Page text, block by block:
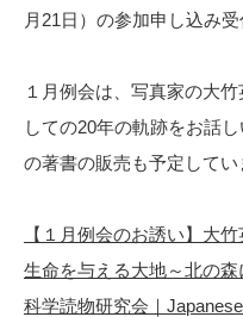
月21日）の参加申し込み受
１月例会は、写真家の大
しての20年の軌跡をお話
の著書の販売も予定して
【１月例会のお誘い】大
生命を与える大地～北の
科学読物研究会｜